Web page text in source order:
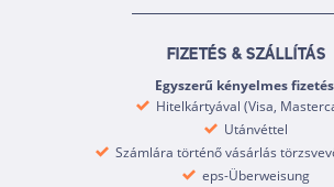
FIZETÉS & SZÁLLÍTÁS
Egyszerű kényelmes
Hitelkártyával (Visa,
Utánvéttel
Számlára történő vásárlás
eps-Überweisung